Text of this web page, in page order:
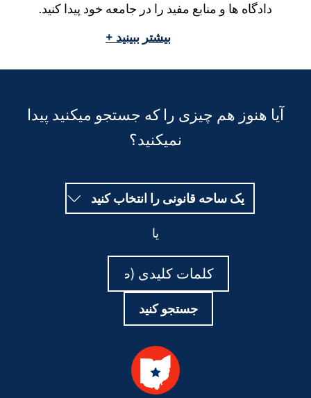
دادگاه ها و منابع مفید را در جامعه خود پیدا کنید.
بیشتر ببینید +
آیا هنوز هم چیزی را که جستجو میکنید پیدا
نمیکنید؟
یک ساحه قانونی را انتخاب کنید
جستجو کنید